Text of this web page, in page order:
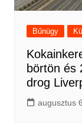
Bűnügy
börtön és
drog
augusztus